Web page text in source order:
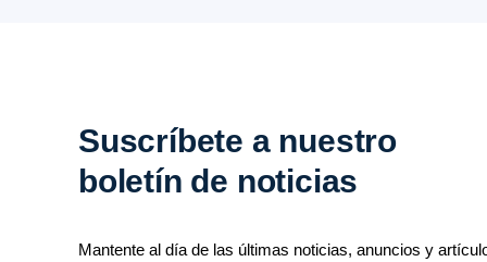
Suscríbete a nuestro
boletín de noticias
Mantente al día de las últimas noticias, anuncios y